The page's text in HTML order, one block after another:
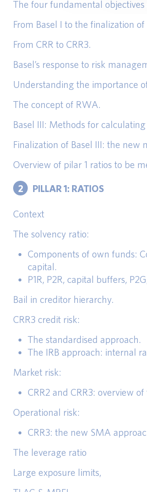
The four fundamental
From Basel I to the finalization of
From CRR to CRR3.
Basel’s response to risk
Understanding the importance
The concept of RWA.
Basel III: Methods for
Finalization of Basel III: the new
Overview of pilar 1 ratios to be
2 PILLAR 1: RATIOS
Context
The solvency ratio:
Components of own funds:
capital.
P1R, P2R, capital buffers,
Bail in creditor hierarchy.
CRR3 credit risk:
The standardised approach.
The IRB approach: internal
Market risk:
CRR2 and CRR3: overview of
Operational risk:
CRR3: the new SMA
The leverage ratio
Large exposure limits,